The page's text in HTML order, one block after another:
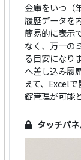
金庫をいつ（
履歴データを
簡易的に表示
なく、万一の
る目安になり
へ差し込み履
えて、Excel
錠管理が可能
タッチパ